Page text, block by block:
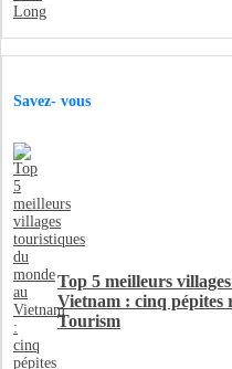
Savez- vous
Top 5 meilleurs
Vietnam : cinq pépites
Tourism